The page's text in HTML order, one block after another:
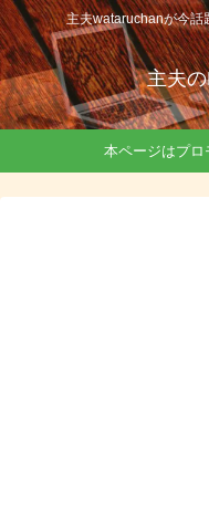
主夫wataruchanが今話
主夫
本ページはプロ